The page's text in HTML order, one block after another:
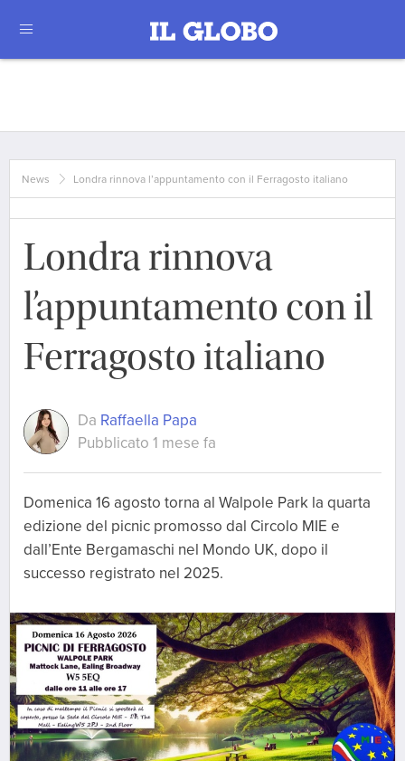
News Londra rinnova l’appuntamento con il Ferragosto italiano
Londra rinnova
l’appuntamento con il
Ferragosto italiano
Da Raffaella Papa
Pubblicato 1 mese fa
Domenica 16 agosto torna al Walpole Park la quarta
edizione del picnic promosso dal Circolo MIE e
dall’Ente Bergamaschi nel Mondo UK, dopo il
successo registrato nel 2025.